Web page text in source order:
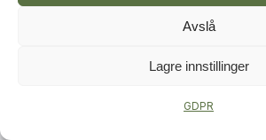
Avslå
Lagre innstillinger
GDPR